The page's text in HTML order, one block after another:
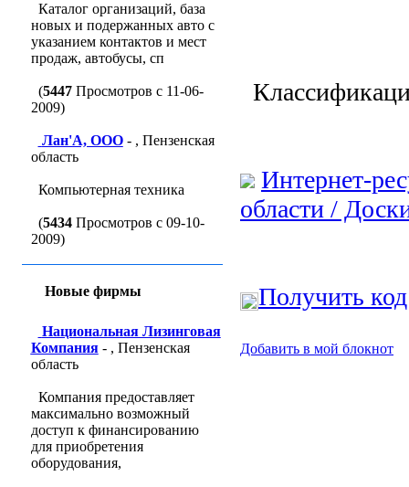
Каталог организаций, база
новых и подержанных авто с
указанием контактов и мест
продаж, автобусы, сп
(5447Просмотров с 11-06-
2009)
Лан'A, ООО- , Пензенская
область
Компьютерная техника
(5434Просмотров с 09-10-
2009)
Новые фирмы
Национальная Лизинговая
Компания- , Пензенская
область
Компания предоставляет
максимально возможный
доступ к финансированию
для приобретения
оборудования,
Интернет-
области /
Получить
Добавить в мой блокнот